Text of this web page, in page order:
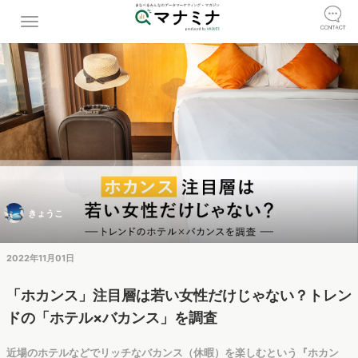
きょうこ
2022年11月01日
「ホカンス」注目層は若い女性だけじゃない？トレン
ドの「ホテル×バカンス」を調査
近場のホテルなどでリッチなバカンス（休暇）を楽しむという『ホカン